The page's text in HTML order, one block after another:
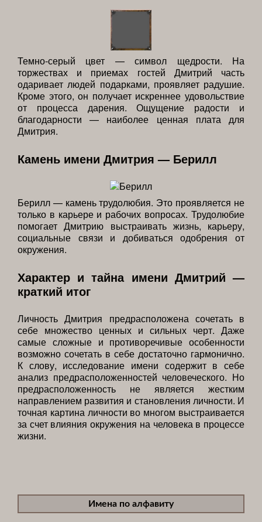
Темно-серый цвет — символ щедрости. На
торжествах и приемах гостей Дмитрий часть
одаривает людей подарками, проявляет радушие.
Кроме этого, он получает искреннее удовольствие
от процесса дарения. Ощущение радости и
благодарности — наиболее ценная плата для
Дмитрия.
Камень имени Дмитрия — Берилл
Берилл — камень трудолюбия. Это проявляется не
только в карьере и рабочих вопросах. Трудолюбие
помогает Дмитрию выстраивать жизнь, карьеру,
социальные связи и добиваться одобрения от
окружения.
Характер и тайна имени Дмитрий —
краткий итог
Личность Дмитрия предрасположена сочетать в
себе множество ценных и сильных черт. Даже
самые сложные и противоречивые особенности
возможно сочетать в себе достаточно гармонично.
К слову, исследование имени содержит в себе
анализ предрасположенностей человеческого. Но
предрасположенность не является жестким
направлением развития и становления личности. И
точная картина личности во многом выстраивается
за счет влияния окружения на человека в процессе
жизни.
Имена по алфавиту